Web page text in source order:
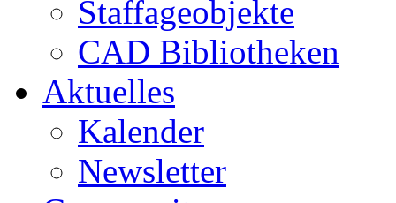
Staffageobjekte
CAD Bibliotheken
Aktuelles
Kalender
Newsletter